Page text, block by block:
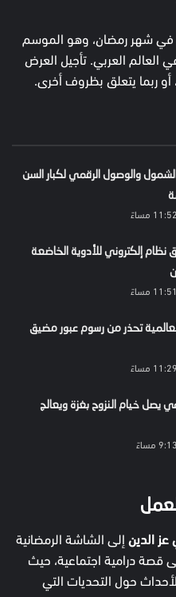
في شهر رمضان، وهو الموسم
العربي. تأجيل العرض
أو ربما يتعلق بظروف أخرى.
والوصول الرقمي لكبار السن
نظام إلكتروني للأدوية الخاضعة
تحذر من رسوم عبور مضيق
خيام النزوح بغزة ويعالج
الدين إلى الشاشة الرمضانية
قصة درامية اجتماعية، حيث
حول التحديات التي